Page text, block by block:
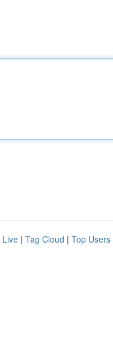
Live | Tag Cloud | Top Users